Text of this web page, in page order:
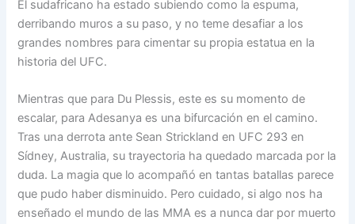
El sudafricano ha estado subiendo como la espuma,
derribando muros a su paso, y no teme desafiar a los
grandes nombres para cimentar su propia estatua en la
historia del UFC.
Mientras que para Du Plessis, este es su momento de
escalar, para Adesanya es una bifurcación en el camino.
Tras una derrota ante Sean Strickland en UFC 293 en
Sídney, Australia, su trayectoria ha quedado marcada por la
duda. La magia que lo acompañó en tantas batallas parece
que pudo haber disminuido. Pero cuidado, si algo nos ha
enseñado el mundo de las MMA es a nunca dar por muerto